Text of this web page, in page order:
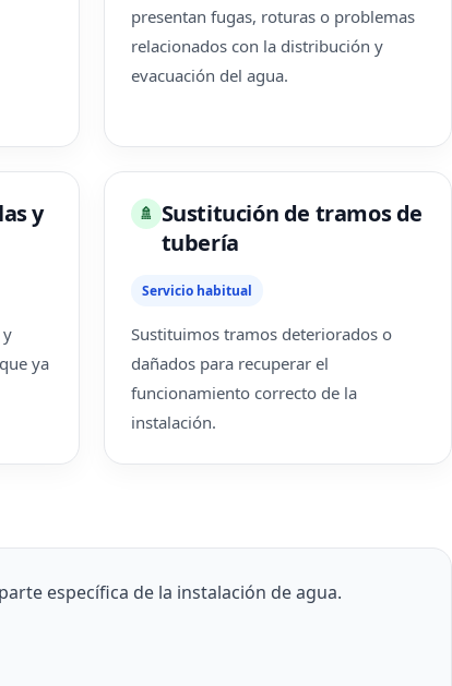
presentan fugas, roturas o problemas
relacionados con la distribución y
evacuación del agua.
y
y
ya
🚿 Sustitución de tramos de
tubería
Servicio habitual
Sustituimos tramos deteriorados o
dañados para recuperar el
funcionamiento correcto de la
instalación.
específica de la instalación de agua.